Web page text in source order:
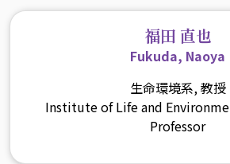
福田 直也
Fukuda, Naoya
生命環境系, 教授
Institute of Life and
Professor